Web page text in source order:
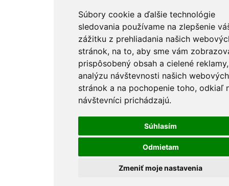
Súbory cookie a ďalšie technológie
sledovania používame na zlepšenie
zážitku z prehliadania našich
stránok, na to, aby sme vám
prispôsobený obsah a cielené
analýzu návštevnosti našich webových
stránok a na pochopenie toho, odkiaľ
návštevníci prichádzajú.
Súhlasím
Odmietam
Zmeniť moje nastavenia